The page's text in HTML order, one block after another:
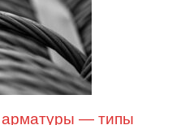
арматуры — типы